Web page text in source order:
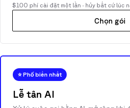
$100 phí cài đặt một lần · hủy bất cứ lúc
Chọn gói
⭐ Phổ biến nhất
Lễ tân AI